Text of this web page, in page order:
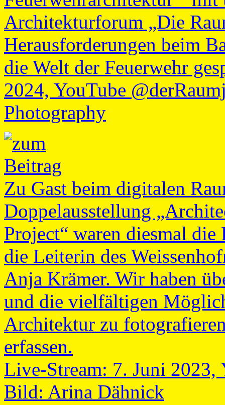
Architekturforum „Die
Herausforderungen beim
die Welt der Feuerwehr
2024, YouTube
Photography
Zu Gast beim digitalen
Doppelausstellung
Project“ waren diesmal
die Leiterin des
Anja Krämer. Wir haben
und die vielfältigen
Architektur zu
erfassen.
Live-Stream: 7. Juni 2023,
Bild: Arina Dähnick